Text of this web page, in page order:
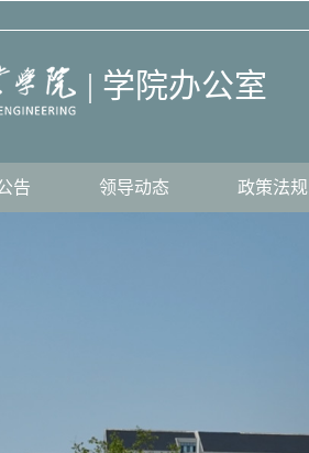
| 学院办公室
告 领导动态 政策法规